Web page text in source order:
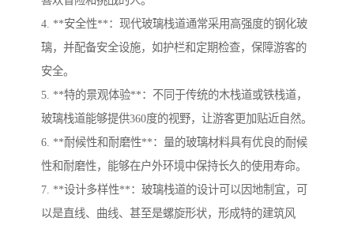
4. **安全性**：现代玻璃栈道通常采用高强度的钢化玻
璃，并配备安全设施，如护栏和定期检查，保障游客的
安全。
5. **特的景观体验**：不同于传统的木栈道或铁栈道，
玻璃栈道能够提供360度的视野，让游客更加贴近自然。
6. **耐候性和耐磨性**：量的玻璃材料具有优良的耐候
性和耐磨性，能够在户外环境中保持长久的使用寿命。
7. **设计多样性**：玻璃栈道的设计可以因地制宜，可
以是直线、曲线、甚至是螺旋形状，形成特的建筑风